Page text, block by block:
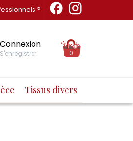
?
Connexion
S'enregistrer 0
Tissus divers